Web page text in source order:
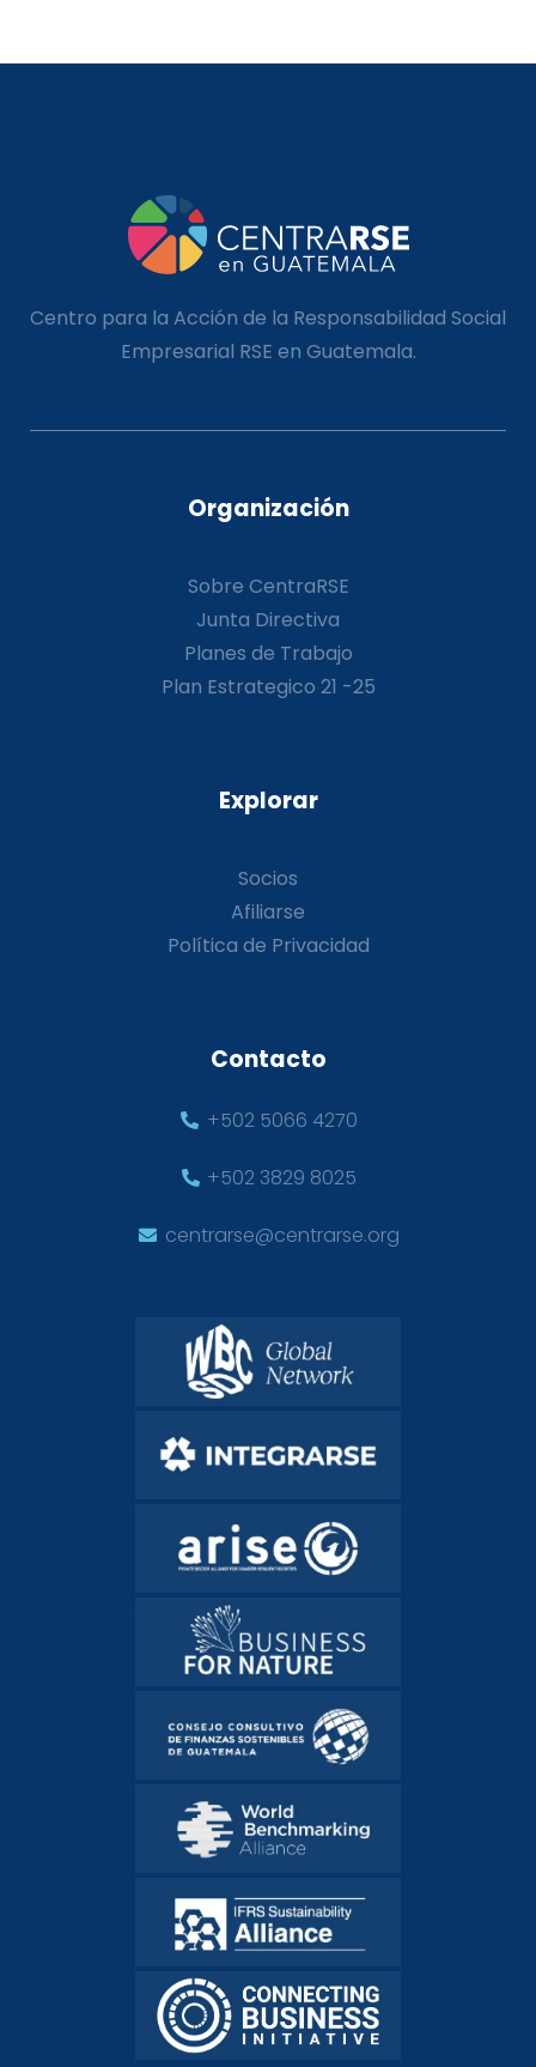
Centro para la Acción de la Responsabilidad Social
Empresarial RSE en Guatemala.
Organización
Sobre CentraRSE
Junta Directiva
Planes de Trabajo
Plan Estrategico 21 -25
Explorar
Socios
Afiliarse
Política de Privacidad
Contacto
+502 5066 4270
+502 3829 8025
centrarse@centrarse.org